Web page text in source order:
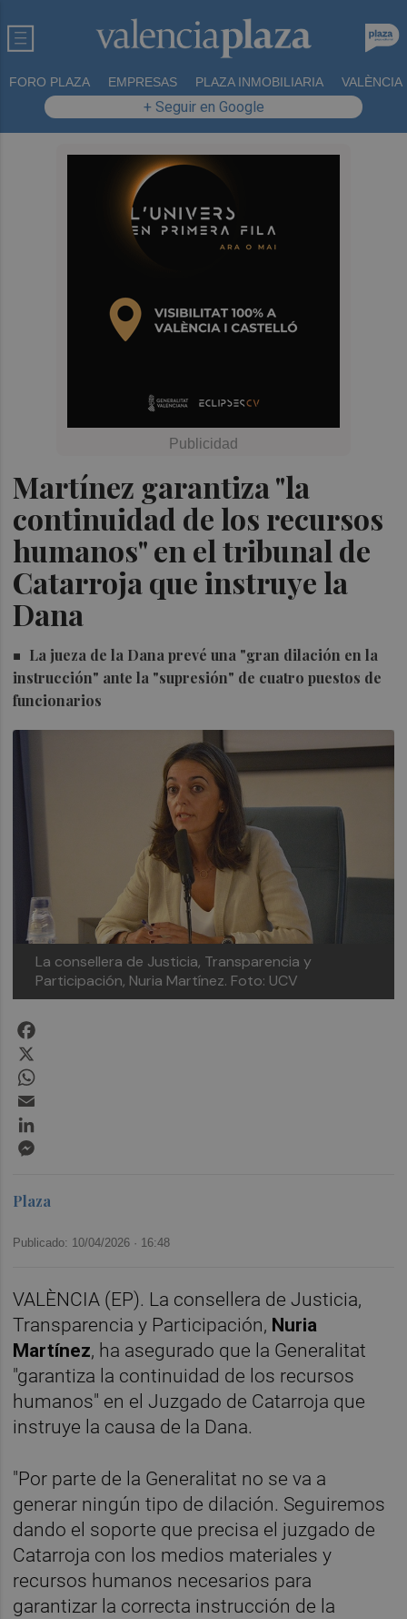
FORO PLAZA EMPRESAS PLAZA INMOBILIARIA VALÈNCIA
+ Seguir en Google
Martínez garantiza "la
continuidad de los recursos
humanos" en el tribunal de
Catarroja que instruye la
Dana
La jueza de la Dana prevé una "gran dilación en la
instrucción" ante la "supresión" de cuatro puestos de
funcionarios
La consellera de Justicia, Transparencia y
Participación, Nuria Martínez. Foto: UCV
Plaza
Publicado: 10/04/2026 · 16:48
VALÈNCIA (EP). La consellera de Justicia,
Transparencia y Participación, Nuria
Martínez, ha asegurado que la Generalitat
"garantiza la continuidad de los recursos
humanos" en el Juzgado de Catarroja que
instruye la causa de la Dana.
"Por parte de la Generalitat no se va a
generar ningún tipo de dilación. Seguiremos
dando el soporte que precisa el juzgado de
Catarroja con los medios materiales y
recursos humanos necesarios para
garantizar la correcta instrucción de la